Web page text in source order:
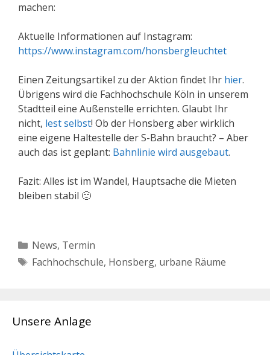
machen:
Aktuelle Informationen auf Instagram:
https://www.instagram.com/honsbergleuchtet
Einen Zeitungsartikel zu der Aktion findet Ihr hier.
Übrigens wird die Fachhochschule Köln in unserem
Stadtteil eine Außenstelle errichten. Glaubt Ihr
nicht, lest selbst! Ob der Honsberg aber wirklich
eine eigene Haltestelle der S-Bahn braucht? – Aber
auch das ist geplant: Bahnlinie wird ausgebaut.
Fazit: Alles ist im Wandel, Hauptsache die Mieten
bleiben stabil 🙂
Kategorien
News, Termin
Schlagwörter
Fachhochschule, Honsberg, urbane Räume
Unsere Anlage